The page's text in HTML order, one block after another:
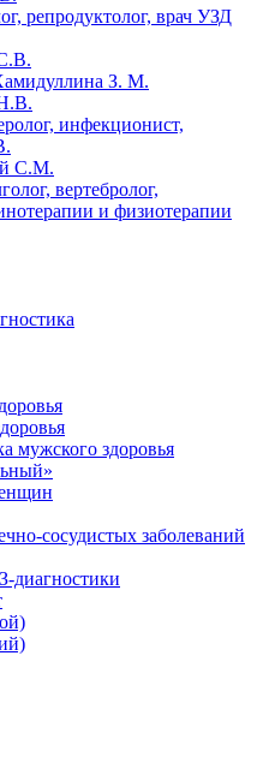
репродуктолог, врач УЗД
З. М.
инфекционист,
С.М.
вертебролог,
и физиотерапии
мужского здоровья
сосудистых заболеваний
диагностики